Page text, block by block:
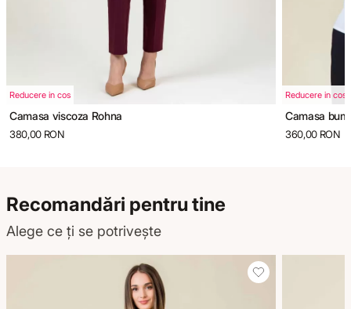
Reducere in cos
Camasa viscoza Rohna
380,00 RON
Reducere in cos
Camasa
360,00 RON
Recomandări pentru tine
Alege ce ți se potrivește